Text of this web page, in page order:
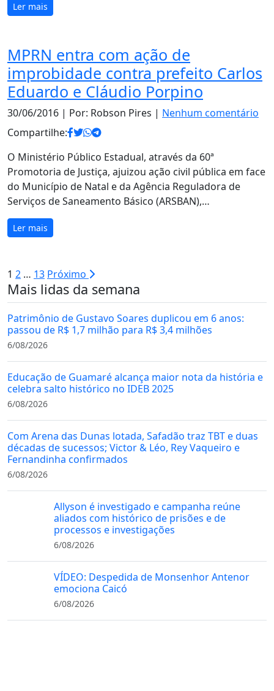
Ler mais
MPRN entra com ação de
improbidade contra prefeito Carlos
Eduardo e Cláudio Porpino
30/06/2016 | Por: Robson Pires | Nenhum comentário
Compartilhe:
O Ministério Público Estadual, através da 60ª
Promotoria de Justiça, ajuizou ação civil pública em face
do Município de Natal e da Agência Reguladora de
Serviços de Saneamento Básico (ARSBAN),…
Ler mais
Paginação
de
posts
1 2 … 13 Próximo
Mais lidas da semana
Patrimônio de Gustavo Soares duplicou em 6 anos:
passou de R$ 1,7 milhão para R$ 3,4 milhões
6/08/2026
Educação de Guamaré alcança maior nota da história e
celebra salto histórico no IDEB 2025
6/08/2026
Com Arena das Dunas lotada, Safadão traz TBT e duas
décadas de sucessos; Victor & Léo, Rey Vaqueiro e
Fernandinha confirmados
6/08/2026
Allyson é investigado e campanha reúne
aliados com histórico de prisões e de
processos e investigações
6/08/2026
VÍDEO: Despedida de Monsenhor Antenor
emociona Caicó
6/08/2026